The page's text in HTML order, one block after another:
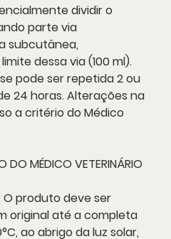
dividir o
parte via
subcutânea,
dessa via (100 ml).
pode ser repetida 2 ou
24 horas. Alterações na
a critério do Médico
DO MÉDICO VETERINÁRIO
O produto deve ser
original até a completa
ao abrigo da luz solar,